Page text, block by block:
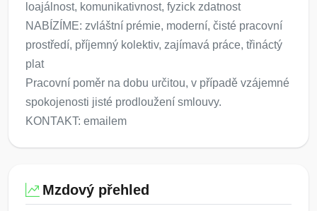
loajálnost, komunikativnost, fyzick zdatnost
NABÍZÍME: zvláštní prémie, moderní, čisté pracovní
prostředí, příjemný kolektiv, zajímavá práce, třináctý
plat
Pracovní poměr na dobu určitou, v případě vzájemné
spokojenosti jisté prodloužení smlouvy.
KONTAKT: emailem
Mzdový přehled